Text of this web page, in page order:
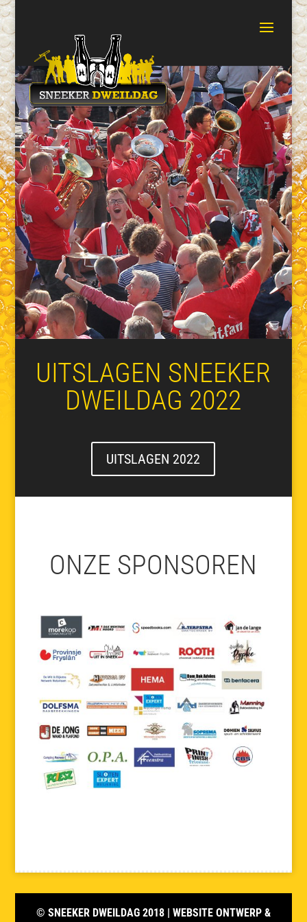
UITSLAGEN SNEEKER
DWEILDAG 2022
UITSLAGEN 2022
ONZE SPONSOREN
© SNEEKER DWEILDAG 2018| WEBSITE ONTWERP &